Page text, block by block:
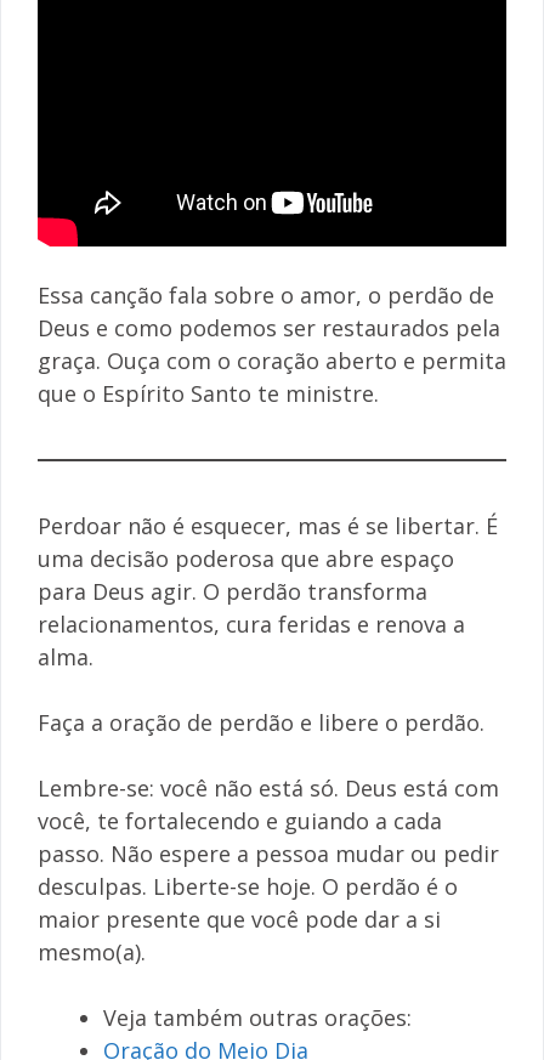
Essa canção fala sobre o amor, o perdão de
Deus e como podemos ser restaurados pela
graça. Ouça com o coração aberto e permita
que o Espírito Santo te ministre.
Perdoar não é esquecer, mas é se libertar. É
uma decisão poderosa que abre espaço
para Deus agir. O perdão transforma
relacionamentos, cura feridas e renova a
alma.
Faça a oração de perdão e libere o perdão.
Lembre-se: você não está só. Deus está com
você, te fortalecendo e guiando a cada
passo. Não espere a pessoa mudar ou pedir
desculpas. Liberte-se hoje. O perdão é o
maior presente que você pode dar a si
mesmo(a).
Veja também outras orações:
Oração do Meio Dia